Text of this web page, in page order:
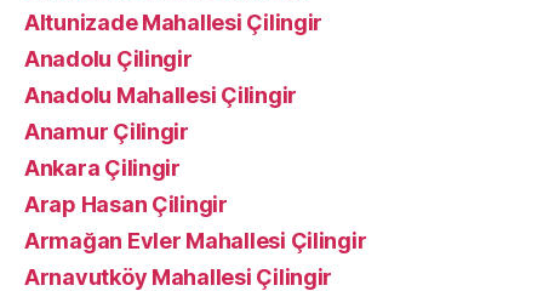
Altunizade Mahallesi Çilingir
Anadolu Çilingir
Anadolu Mahallesi Çilingir
Anamur Çilingir
Ankara Çilingir
Arap Hasan Çilingir
Armağan Evler Mahallesi Çilingir
Arnavutköy Mahallesi Çilingir